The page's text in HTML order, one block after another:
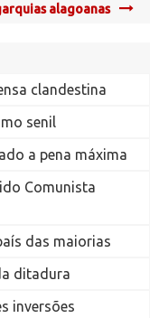
alagoanas
clandestina
senil
a pena máxima
Comunista
das maiorias
ditadura
inversões